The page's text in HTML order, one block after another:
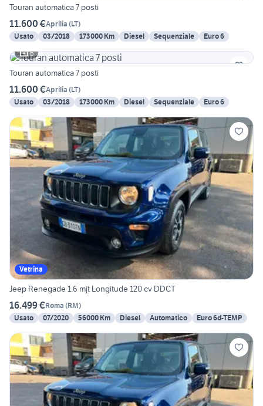
Touran automatica 7 posti
11.600 €Aprilia (LT)
Usato
03/2018 173000 Km Diesel Sequenziale
Euro 6
6
Touran automatica 7 posti
11.600 €Aprilia (LT)
Usato
03/2018 173000 Km Diesel Sequenziale Euro 6
Vetrina
Jeep Renegade 1.6 mjt Longitude 120 cv DDCT
16.499 €Roma (RM)
Usato
07/2020 56000 Km Diesel Automatico Euro 6d-TEMP